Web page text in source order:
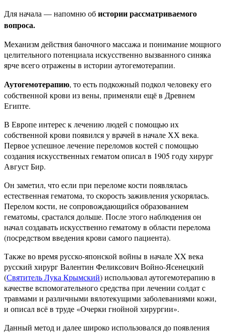
Для начала — напомню обистории рассматриваемого
вопроса.
Механизм действия баночного массажа и понимание мощного
целительного потенциала искусственно вызванного синяка
ярче всего отражены в истории аутогемотерапии.
Аутогемотерапию, то есть подкожный подкол человеку его
собственной крови из вены, применяли ещё в Древнем
Египте.
В Европе интерес к лечению людей с помощью их
собственной крови появился у врачей в начале ХХ века.
Первое успешное лечение переломов костей с помощью
создания искусственных гематом описал в 1905 году хирург
Август Бир.
Он заметил, что если при переломе кости появлялась
естественная гематома, то скорость заживления ускорялась.
Перелом кости, не сопровождающийся образованием
гематомы, срастался дольше. После этого наблюдения он
начал создавать искусственно гематому в области перелома
(посредством введения крови самого пациента).
Также во время русско-японской войны в начале XX века
русский хирург Валентин Феликсович Войно-Ясенецкий
(Святитель Лука Крымский) использовал аутогемотерапию в
качестве вспомогательного средства при лечении солдат с
травмами и различными вялотекущими заболеваниями кожи,
и описал всё в труде «Очерки гнойной хирургии».
Данный метод и далее широко использовался до появления